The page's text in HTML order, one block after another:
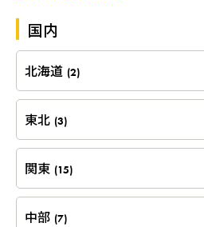
国内
北海道 (2)
東北 (3)
関東 (15)
中部 (7)